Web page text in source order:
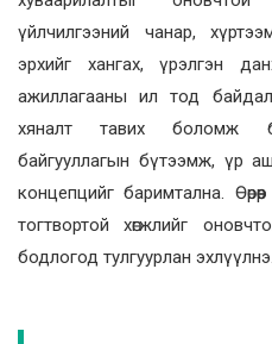
үйлчилгээний чанар,
эрхийг хангах, үрэлгэн
ажиллагааны ил тод
хяналт тавих боломж
байгууллагын бүтээмж, үр
концепцийг баримтална.
тогтвортой хөгжлийг
бодлогод тулгуурлан эхлүүлнэ.